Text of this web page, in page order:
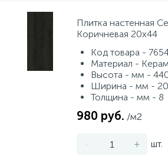
Плитка настенная
Коричневая 20x44
Код товара -
Материал -
Высота - мм -
Ширина - мм -
Толщина - мм - 8
980 руб. /м2
- + шт.